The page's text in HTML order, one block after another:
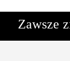
Zawsze